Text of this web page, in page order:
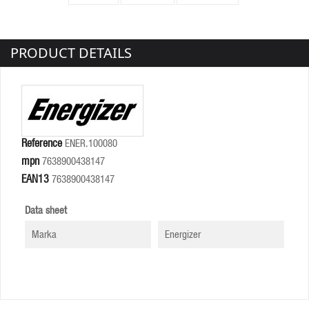
PRODUCT DETAILS
Reference ENER.100080
mpn 7638900438147
EAN13 7638900438147
Data sheet
Marka
Energizer